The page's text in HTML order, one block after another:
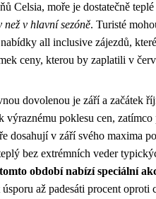
Celsia, moře je dostatečně
než v hlavní sezóně. Turisté
all inclusive zájezdů,
ceny, kterou by zaplatili v
dovolenou je září a začátek
poklesu cen, zatímco
dosahují v září svého maxima
bez extrémních veder
období nabízí speciální
až padesáti procent oproti